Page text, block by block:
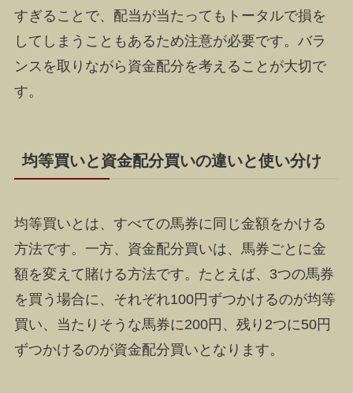
すぎることで、配当が当たってもトータルで損を
してしまうこともあるため注意が必要です。バラ
ンスを取りながら資金配分を考えることが大切で
す。
均等買いと資金配分買いの違いと使い分け
均等買いとは、すべての馬券に同じ金額をかける
方法です。一方、資金配分買いは、馬券ごとに金
額を変えて賭ける方法です。たとえば、3つの馬券
を買う場合に、それぞれ100円ずつかけるのが均等
買い、当たりそうな馬券に200円、残り2つに50円
ずつかけるのが資金配分買いとなります。